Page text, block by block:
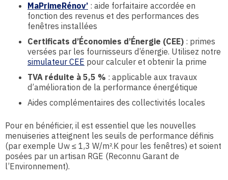
MaPrimeRénov’ : aide forfaitaire accordée en
fonction des revenus et des performances des
fenêtres installées
Certificats d’Économies d’Énergie (CEE) : primes
versées par les fournisseurs d’énergie. Utilisez notre
simulateur CEE pour calculer et obtenir la prime
TVA réduite à 5,5 % : applicable aux travaux
d’amélioration de la performance énergétique
Aides complémentaires des collectivités locales
Pour en bénéficier, il est essentiel que les nouvelles
menuiseries atteignent les seuils de performance définis
(par exemple Uw ≤ 1,3 W/m².K pour les fenêtres) et soient
posées par un artisan RGE (Reconnu Garant de
l’Environnement).